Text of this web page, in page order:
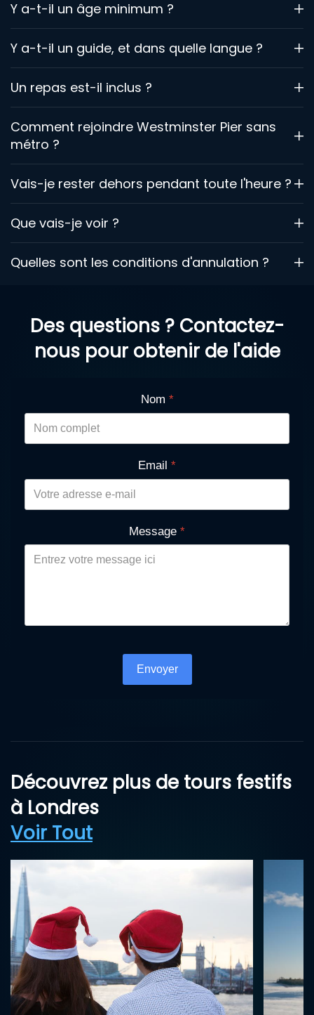
Y a-t-il un âge minimum ?
Y a-t-il un guide, et dans quelle langue ?
Un repas est-il inclus ?
Comment rejoindre Westminster Pier sans
métro ?
Vais-je rester dehors pendant toute l'heure ?
Que vais-je voir ?
Quelles sont les conditions d'annulation ?
Des questions ? Contactez-
nous pour obtenir de l'aide
Nom *
Email *
Message *
Envoyer
Découvrez plus de tours festifs
à Londres
Voir Tout